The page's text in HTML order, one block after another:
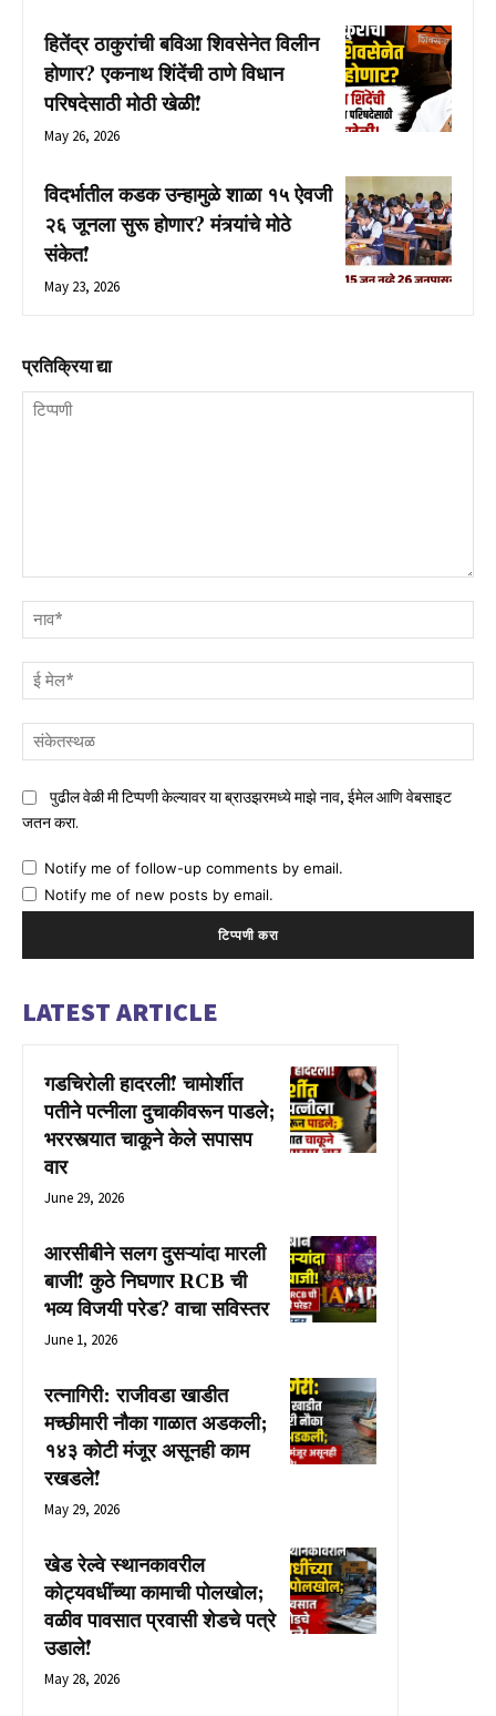
हितेंद्र ठाकुरांची बविआ शिवसेनेत विलीन
होणार? एकनाथ शिंदेंची ठाणे विधान
परिषदेसाठी मोठी खेळी!
May 26, 2026
विदर्भातील कडक उन्हामुळे शाळा १५ ऐवजी
२६ जूनला सुरू होणार? मंत्र्यांचे मोठे
संकेत!
May 23, 2026
प्रतिक्रिया द्या
पुढील वेळी मी टिप्पणी केल्यावर या ब्राउझरमध्ये माझे नाव, ईमेल आणि वेबसाइट
जतन करा.
Notify me of follow-up comments by email.
Notify me of new posts by email.
LATEST ARTICLE
गडचिरोली हादरली! चामोर्शीत
पतीने पत्नीला दुचाकीवरून पाडले;
भररस्त्यात चाकूने केले सपासप
वार
June 29, 2026
आरसीबीने सलग दुसऱ्यांदा मारली
बाजी! कुठे निघणार RCB ची
भव्य विजयी परेड? वाचा सविस्तर
June 1, 2026
रत्नागिरी: राजीवडा खाडीत
मच्छीमारी नौका गाळात अडकली;
१४३ कोटी मंजूर असूनही काम
रखडले!
May 29, 2026
खेड रेल्वे स्थानकावरील
कोट्यवधींच्या कामाची पोलखोल;
वळीव पावसात प्रवासी शेडचे पत्रे
उडाले!
May 28, 2026